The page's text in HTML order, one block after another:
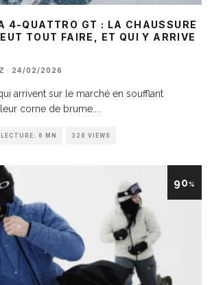
4-QUATTRO GT : LA CHAUSSURE
TOUT FAIRE, ET QUI Y ARRIVE
· 24/02/2026
arrivent sur le marché en soufflant
corne de brume.
6 MN 328 VIEWS
90%